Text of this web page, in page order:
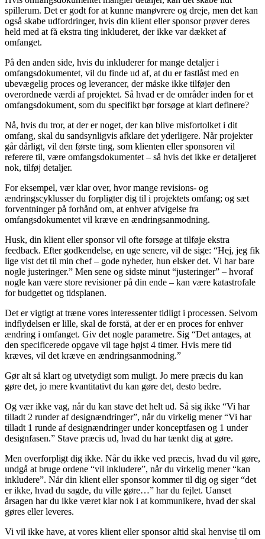
spillerum. Det er godt for at kunne manøvrere og dreje, men det kan
også skabe udfordringer, hvis din klient eller sponsor prøver deres
held med at få ekstra ting inkluderet, der ikke var dækket af
omfanget.
På den anden side, hvis du inkluderer for mange detaljer i
omfangsdokumentet, vil du finde ud af, at du er fastlåst med en
ubevægelig proces og leverancer, der måske ikke tilføjer den
overordnede værdi af projektet. Så hvad er de områder inden for et
omfangsdokument, som du specifikt bør forsøge at klart definere?
Nå, hvis du tror, at der er noget, der kan blive misfortolket i dit
omfang, skal du sandsynligvis afklare det yderligere. Når projekter
går dårligt, vil den første ting, som klienten eller sponsoren vil
referere til, være omfangsdokumentet – så hvis det ikke er detaljeret
nok, tilføj detaljer.
For eksempel, vær klar over, hvor mange revisions- og
ændringscyklusser du forpligter dig til i projektets omfang; og sæt
forventninger på forhånd om, at enhver afvigelse fra
omfangsdokumentet vil kræve en ændringsanmodning.
Husk, din klient eller sponsor vil ofte forsøge at tilføje ekstra
feedback. Efter godkendelse, en uge senere, vil de sige: “Hej, jeg fik
lige vist det til min chef – gode nyheder, hun elsker det. Vi har bare
nogle justeringer.” Men sene og sidste minut “justeringer” – hvoraf
nogle kan være store revisioner på din ende – kan være katastrofale
for budgettet og tidsplanen.
Det er vigtigt at træne vores interessenter tidligt i processen. Selvom
indflydelsen er lille, skal de forstå, at der er en proces for enhver
ændring i omfanget. Giv det nogle parametre. Sig “Det antages, at
den specificerede opgave vil tage højst 4 timer. Hvis mere tid
kræves, vil det kræve en ændringsanmodning.”
Gør alt så klart og utvetydigt som muligt. Jo mere præcis du kan
gøre det, jo mere kvantitativt du kan gøre det, desto bedre.
Og vær ikke vag, når du kan stave det helt ud. Så sig ikke “Vi har
tilladt 2 runder af designændringer”, når du virkelig mener “Vi har
tilladt 1 runde af designændringer under konceptfasen og 1 under
designfasen.” Stave præcis ud, hvad du har tænkt dig at gøre.
Men overforpligt dig ikke. Når du ikke ved præcis, hvad du vil gøre,
undgå at bruge ordene “vil inkludere”, når du virkelig mener “kan
inkludere”. Når din klient eller sponsor kommer til dig og siger “det
er ikke, hvad du sagde, du ville gøre…” har du fejlet. Uanset
årsagen har du ikke været klar nok i at kommunikere, hvad der skal
gøres eller leveres.
Vi vil ikke have, at vores klient eller sponsor altid skal henvise til om